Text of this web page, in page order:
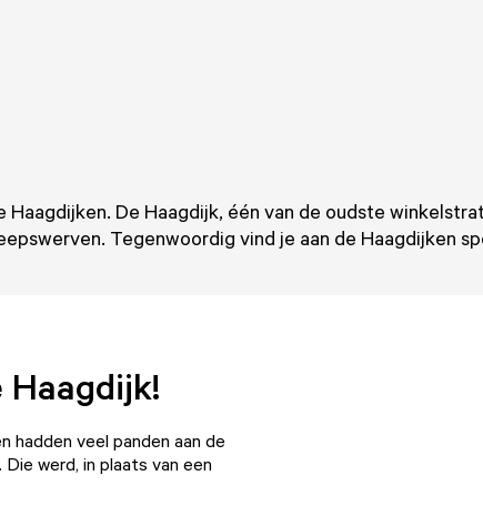
De Haagdijk, één van de oudste
Tegenwoordig vind je aan de Haagdijken
Haagdijk!
hadden veel panden aan de
werd, in plaats van een